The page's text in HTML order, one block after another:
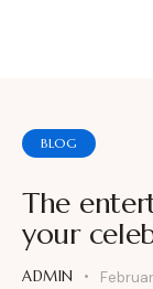
BLOG
The
your
ADMIN